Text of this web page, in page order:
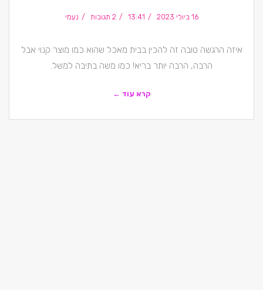
16 ביולי 2023 13:41 2 תגובות נעמי
איזה הרגשה טובה זה להכין בבית מאכל שהוא כמו מוצר קנוי אבל
הרבה, הרבה יותר בריא! כמו משה בתיבה למשל.
קרא עוד ←